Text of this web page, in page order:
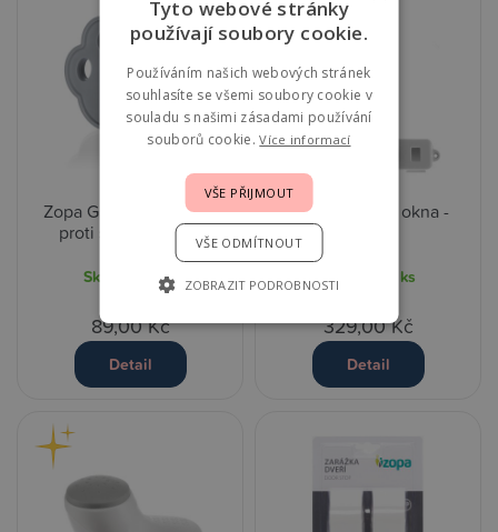
Zopa Gumová ochrana
proti skřípnutí, 1 ks
Skladem 2 ks
89,00 Kč
Detail
Zopa Zajištění okna -
Skladem 2 ks
329,00 Kč
Detail
Tyto webové stránky
používají soubory cookie.
Používáním našich webových stránek
souhlasíte se všemi soubory cookie v
souladu s našimi zásadami používání
souborů cookie.Více informací
VŠE PŘIJMOUT
VŠE ODMÍTNOUT
ZOBRAZIT PODROBNOSTI